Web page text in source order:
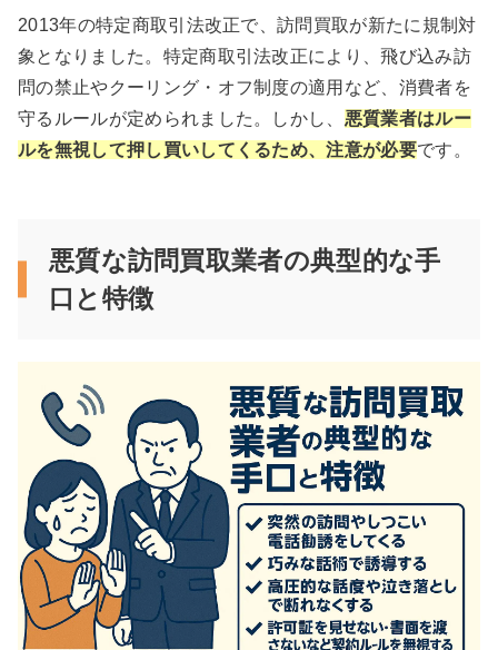
2013年の特定商取引法改正で、訪問買取が新たに規制対
象となりました。特定商取引法改正により、飛び込み訪
問の禁止やクーリング・オフ制度の適用など、消費者を
守るルールが定められました​。しかし、 悪質業者はルー
ルを無視して押し買いしてくるため、注意が必要です。
悪質な訪問買取業者の典型的な手
口と特徴